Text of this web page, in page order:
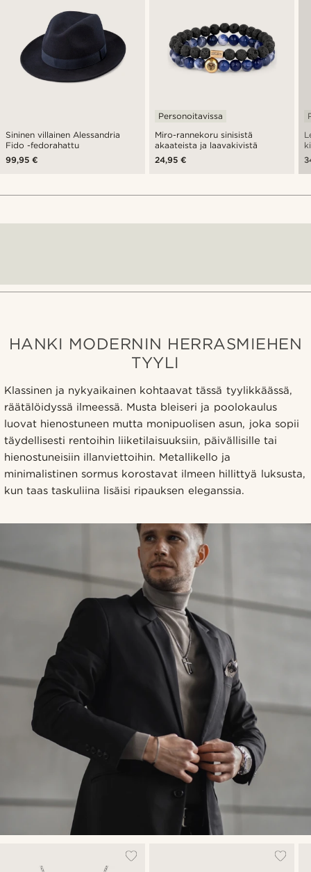
Sininen villainen Alessandria
Fido -fedorahattu
99,95 €
Miro-rannekoru sinisistä
akaateista ja laavakivistä
Personoitavissa
24,95 €
HANKI MODERNIN HERRASMIEHEN
TYYLI
Klassinen ja nykyaikainen kohtaavat tässä tyylikkäässä,
räätälöidyssä ilmeessä. Musta bleiseri ja poolokaulus
luovat hienostuneen mutta monipuolisen asun, joka sopii
täydellisesti rentoihin liiketilaisuuksiin, päivällisille tai
hienostuneisiin illanviettoihin. Metallikello ja
minimalistinen sormus korostavat ilmeen hillittyä luksusta,
kun taas taskuliina lisäisi ripauksen eleganssia.